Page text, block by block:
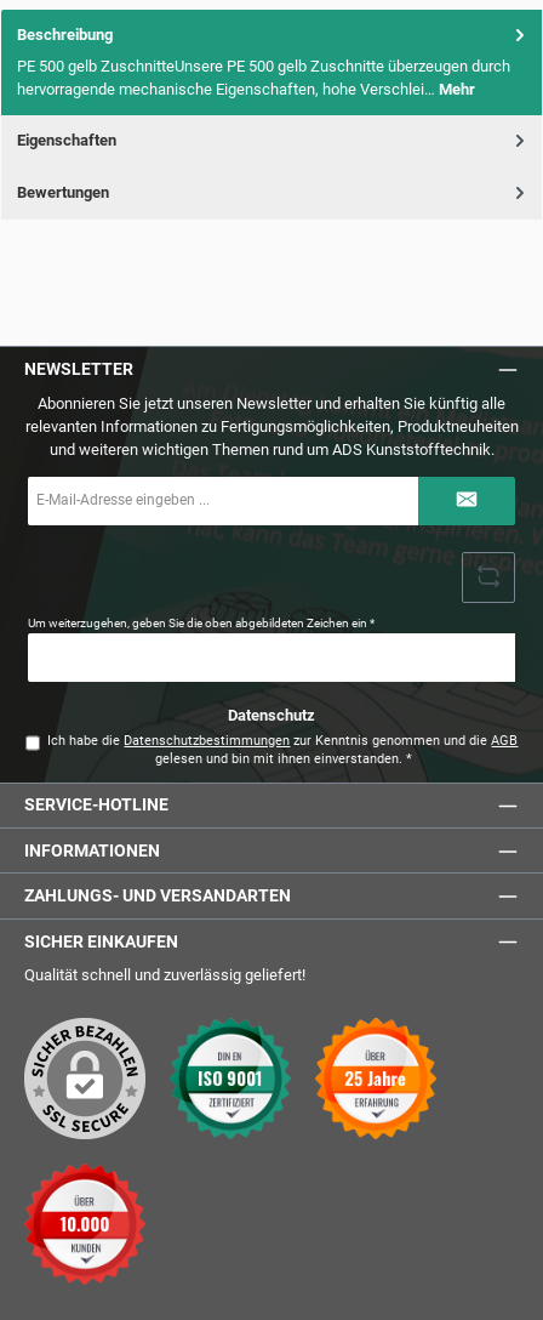
Beschreibung
PE 500 gelb ZuschnitteUnsere PE 500 gelb Zuschnitte überzeugen durch
hervorragende mechanische Eigenschaften, hohe Verschlei… Mehr
Eigenschaften
Bewertungen
NEWSLETTER
Abonnieren Sie jetzt unseren Newsletter und erhalten Sie künftig alle
relevanten Informationen zu Fertigungsmöglichkeiten, Produktneuheiten
und weiteren wichtigen Themen rund um ADS Kunststofftechnik.
Mail-
Um weiterzugehen, geben Sie die oben abgebildeten Zeichen ein*
Datenschutz
Ich habe dieDatenschutzbestimmungen zur Kenntnis genommen und dieAGB
gelesen und bin mit ihnen einverstanden. *
SERVICE-HOTLINE
INFORMATIONEN
ZAHLUNGS- UND VERSANDARTEN
SICHER EINKAUFEN
Qualität schnell und zuverlässig geliefert!